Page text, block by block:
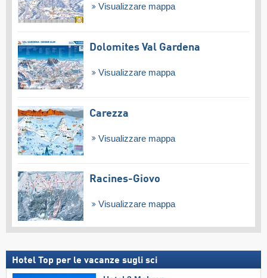
Visualizzare mappa
Dolomites Val Gardena
Visualizzare mappa
Carezza
Visualizzare mappa
Racines-Giovo
Visualizzare mappa
Hotel Top per le vacanze sugli sci